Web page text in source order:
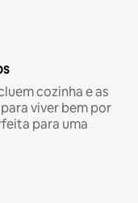
cozinha e as
viver bem por
para uma